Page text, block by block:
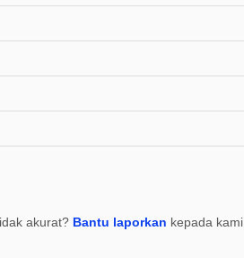
akurat? Bantu laporkan kepada kami.